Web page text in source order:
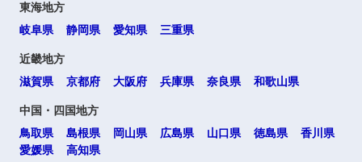
香川県
九州・沖縄
東海地方
岐阜県
静岡県 愛知県 三重県
近畿地方
滋賀県
京都府 大阪府 兵庫県 奈良県 和歌山県
中国・四国地方
鳥取県
島根県 岡山県 広島県 山口県 徳島県
香川県
愛媛県
高知県